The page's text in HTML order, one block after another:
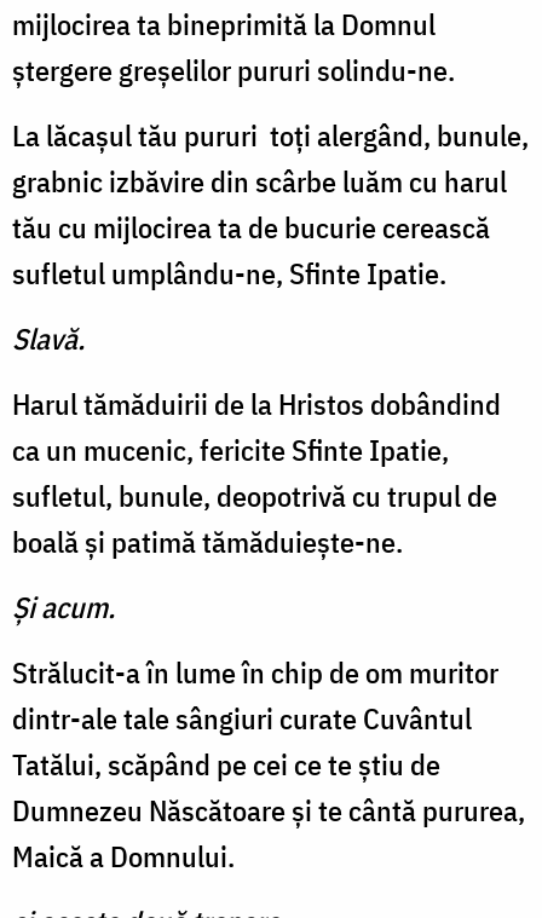
mijlocirea ta bineprimită la Domnul
ştergere greşelilor pururi solindu-ne.
La lăcaşul tău pururi toţi alergând, bunule,
grabnic izbăvire din scârbe luăm cu harul
tău cu mijlocirea ta de bucurie cerească
sufletul umplându-ne, Sfinte Ipatie.
Slavă.
Harul tămăduirii de la Hristos dobândind
ca un mucenic, fericite Sfinte Ipatie,
sufletul, bunule, deopotrivă cu trupul de
boală şi patimă tămăduieşte-ne.
Şi acum.
Strălucit-a în lume în chip de om muritor
dintr-ale tale sângiuri curate Cuvântul
Tatălui, scăpând pe cei ce te ştiu de
Dumnezeu Născătoare şi te cântă pururea,
Maică a Domnului.